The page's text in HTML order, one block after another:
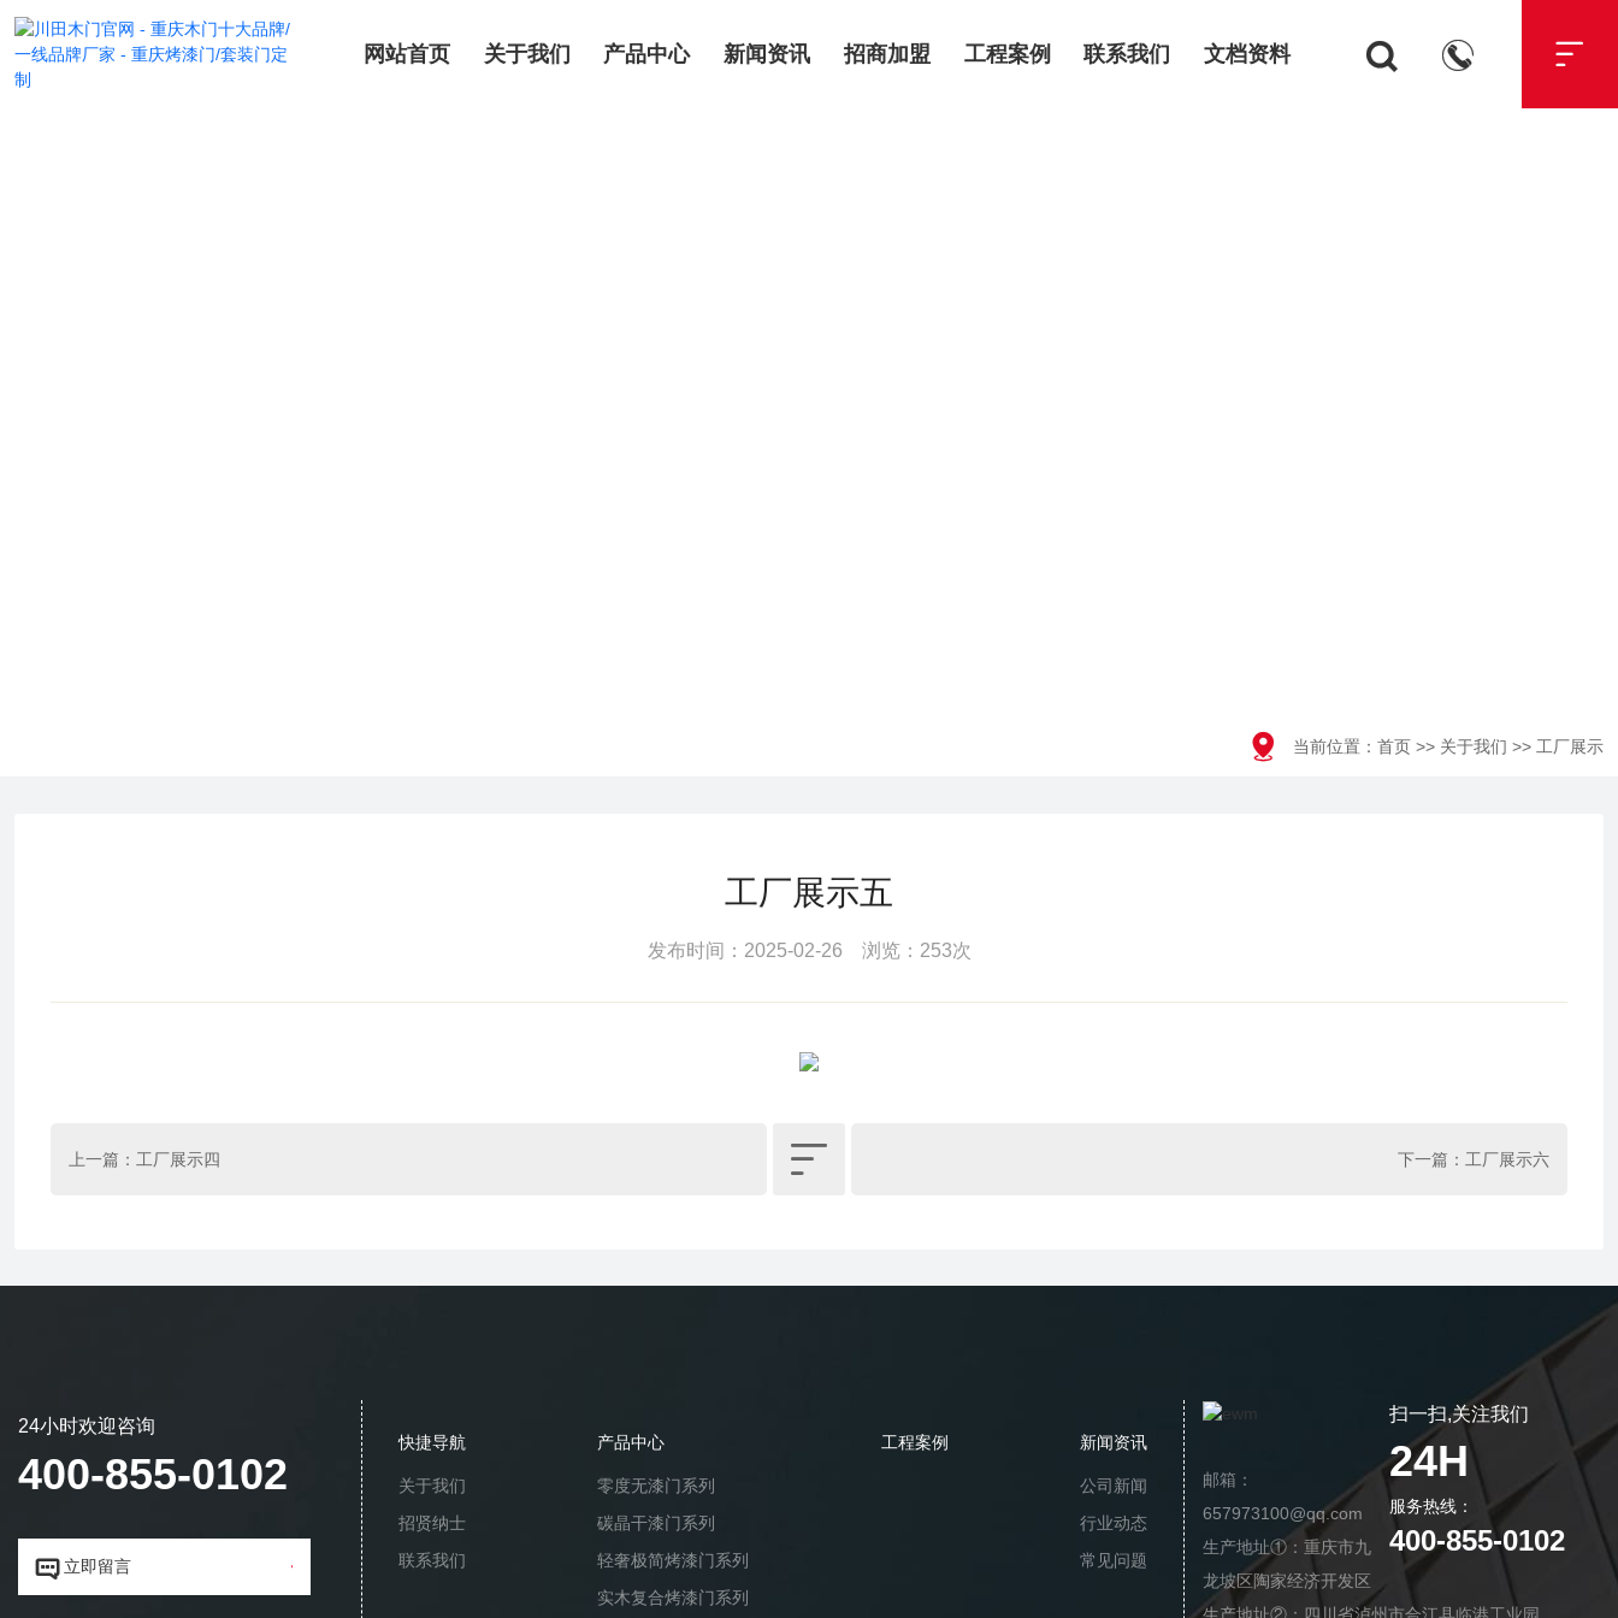
网站首页 关于我们 产品中心 新闻资讯 招商加盟 工程案例 联系我们 文档资料   
 当前位置： 首页 >> 关于我们 >> 工厂展示
工厂展示五
发布时间：2025-02-26 浏览：253次
上一篇： 工厂展示四  下一篇： 工厂展示六
24小时欢迎咨询
400-855-0102
 立即留言
快捷导航
关于我们
招贤纳士
联系我们
产品中心
零度无漆门系列
碳晶干漆门系列
轻奢极简烤漆门系列
实木复合烤漆门系列
工程案例 新闻资讯
公司新闻
行业动态
常见问题
扫一扫,关注我们
24H
服务热线：
400-855-0102
邮箱：
657973100@qq.com
生产地址①：重庆市九
龙坡区陶家经济开发区
生产地址②：四川省泸州市合江县临港工业园